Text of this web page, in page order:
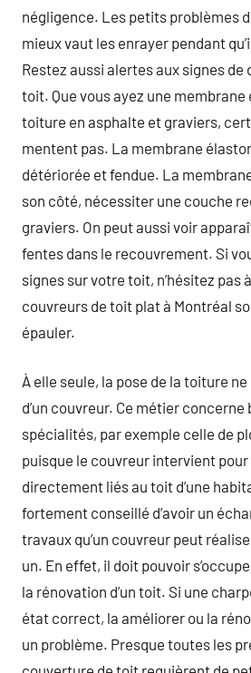
négligence. Les petits problèmes
mieux vaut les enrayer pendant
Restez aussi alertes aux signes
toit. Que vous ayez une
toiture en asphalte et graviers,
mentent pas. La membrane
détériorée et fendue. La
son côté, nécessiter une couche
graviers. On peut aussi voir
fentes dans le recouvrement. Si
signes sur votre toit, n’hésitez pas
couvreurs de toit plat à Montréal
épauler.
À elle seule, la pose de la toiture
d’un couvreur. Ce métier concerne
spécialités, par exemple celle de
puisque le couvreur intervient
directement liés au toit d’une
fortement conseillé d’avoir un
travaux qu’un couvreur peut
un. En effet, il doit pouvoir
la rénovation d’un toit. Si une
état correct, la améliorer ou la
un problème. Presque toutes les